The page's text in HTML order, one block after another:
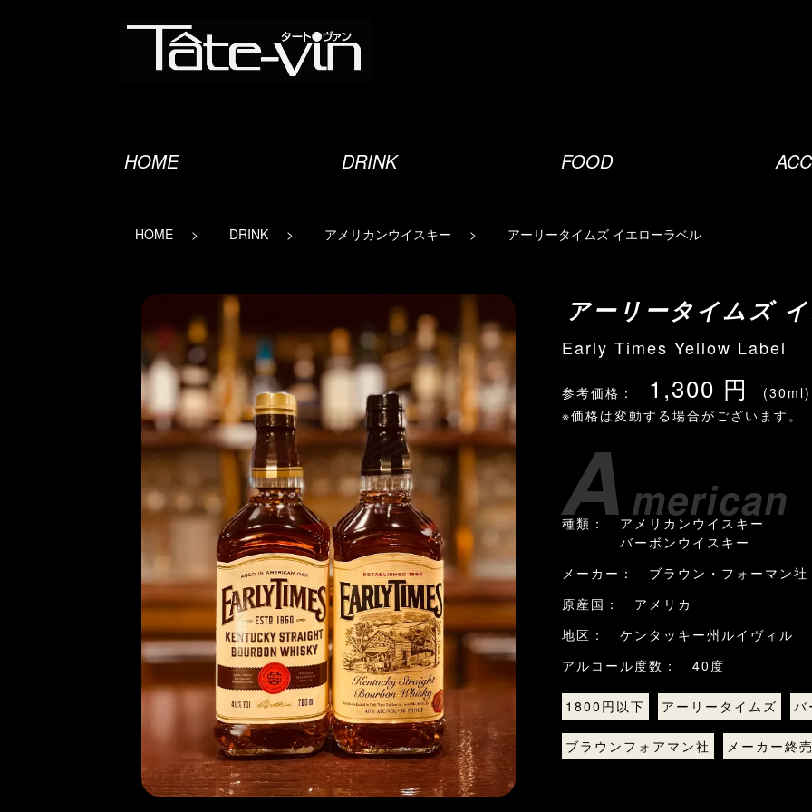
オーセンティックバー
HOME DRINK FOOD
HOME DRINK アメリカンウイスキー アーリータイムズ イエローラベル
アーリータイムズ
Early Times Yellow Label
参考価格： 1,300 円
(30ml)
※価格は変動する場合がございます。
A merican
種類： アメリカンウイスキー
バーボンウイスキー
メーカー： ブラウン・フォーマン社
原産国： アメリカ
地区： ケンタッキー州ルイヴィル
アルコール度数： 40度
1800円以下 アーリータイムズ バ
ブラウンフォアマン社 メーカー終